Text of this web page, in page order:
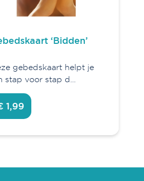
‘Bidden’
gebedskaart helpt je
stap voor stap d…
1,99